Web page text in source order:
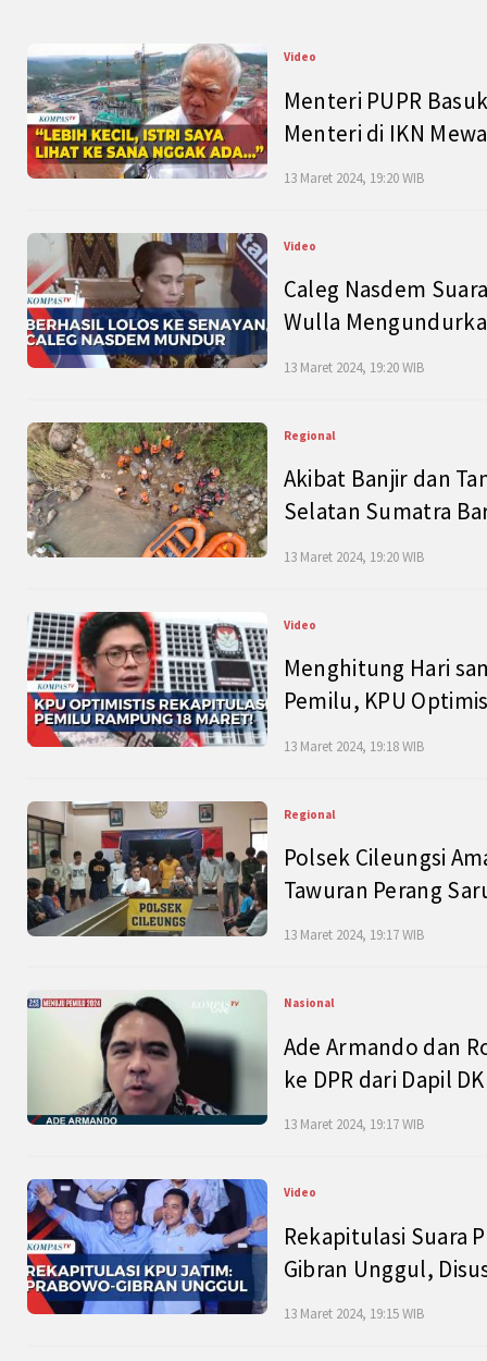
Video
Menteri PUPR
Menteri di IKN
13 Maret 2024, 19:20 WIB
Video
Caleg Nasdem
Wulla
13 Maret 2024, 19:20 WIB
Regional
Akibat Banjir dan
Selatan Sumatra
13 Maret 2024, 19:20 WIB
Video
Menghitung Hari
Pemilu, KPU
13 Maret 2024, 19:18 WIB
Regional
Polsek Cileungsi
Tawuran Perang
13 Maret 2024, 19:17 WIB
Nasional
Ade Armando dan
ke DPR dari Dapil
13 Maret 2024, 19:17 WIB
Video
Rekapitulasi Suara
Gibran Unggul,
13 Maret 2024, 19:15 WIB